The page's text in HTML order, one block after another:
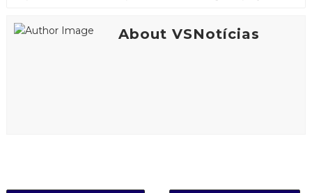
About VSNotícias